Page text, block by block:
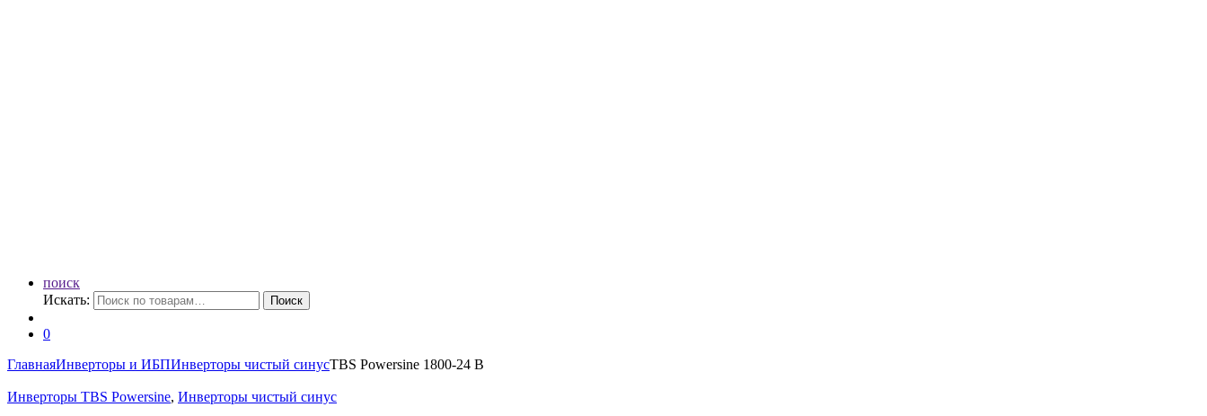
поиск
Искать:
Поиск
0
ГлавнаяИнверторы и ИБПИнверторы чистый синусTBS Powersine 1800-24 В
Инверторы TBS Powersine, Инверторы чистый синус